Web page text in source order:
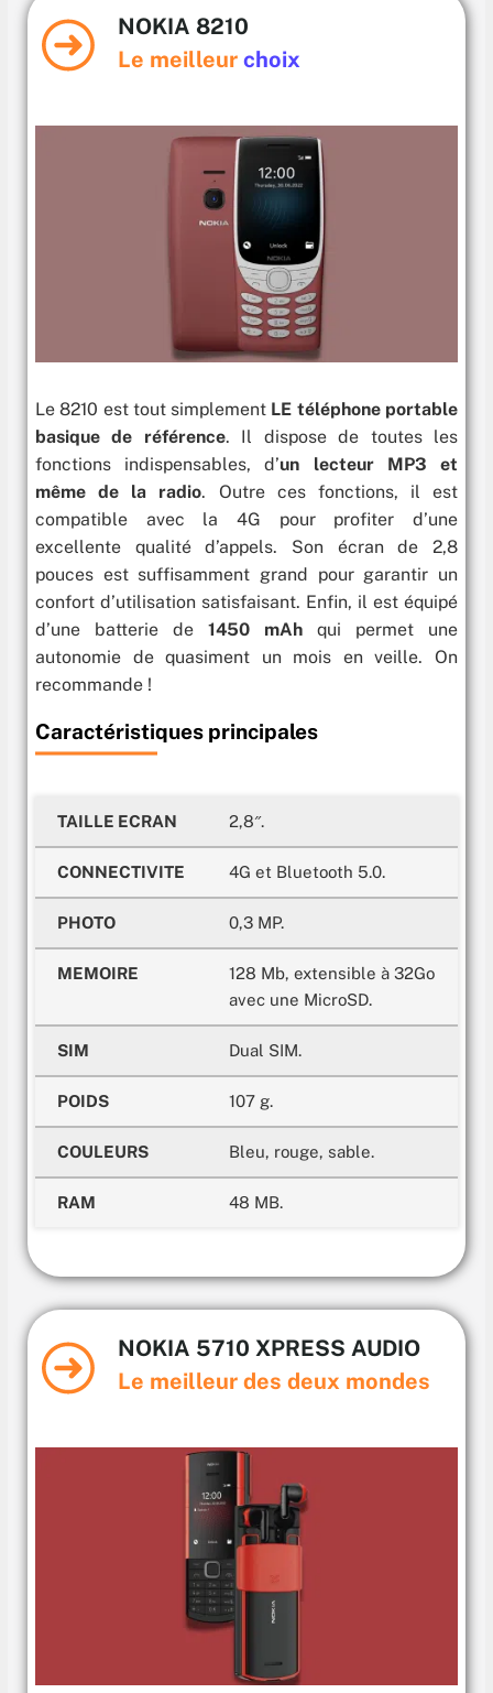
NOKIA 8210
Le meilleur choix
Le 8210 est tout simplement LE téléphone portable
basique de référence. Il dispose de toutes les
fonctions indispensables, d’un lecteur MP3 et
même de la radio. Outre ces fonctions, il est
compatible avec la 4G pour profiter d’une
excellente qualité d’appels. Son écran de 2,8
pouces est suffisamment grand pour garantir un
confort d’utilisation satisfaisant. Enfin, il est équipé
d’une batterie de 1450 mAh qui permet une
autonomie de quasiment un mois en veille. On
recommande !
Caractéristiques principales
TAILLE ECRAN 2,8″.
CONNECTIVITE 4G et Bluetooth 5.0.
PHOTO 0,3 MP.
MEMOIRE
128 Mb, extensible à 32Go
avec une MicroSD.
SIM Dual SIM.
POIDS 107 g.
COULEURS Bleu, rouge, sable.
RAM 48 MB.
NOKIA 5710 XPRESS AUDIO
Le meilleur des deux mondes